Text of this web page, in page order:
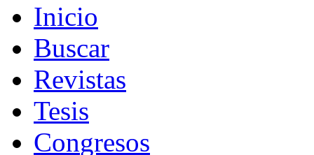
Inicio
Buscar
Revistas
Tesis
Congresos